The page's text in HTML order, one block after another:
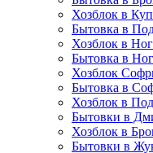
Хозблок в
Бытовка в
Хозблок в
Бытовка в
Хозблок
Бытовка в
Хозблок в
Бытовки в
Хозблок в
Бытовки в